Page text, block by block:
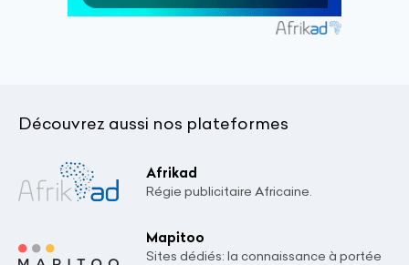
Découvrez aussi nos plateformes
Afrikad
Régie publicitaire Africaine.
Mapitoo
Sites dédiés: la connaissance à portée